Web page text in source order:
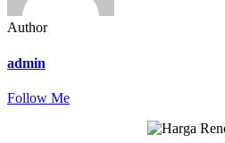
Author
admin
Follow Me